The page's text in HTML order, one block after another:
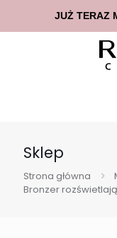
Sklep
Strona główna
Bronzer
JUŻ TERAZ